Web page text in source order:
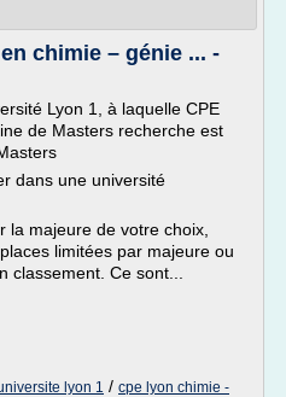
chimie – génie ... -
Lyon 1, à laquelle CPE
de Masters recherche est
dans une université
la majeure de votre choix,
limitées par majeure ou
classement. Ce sont...
lyon 1 / cpe lyon chimie -